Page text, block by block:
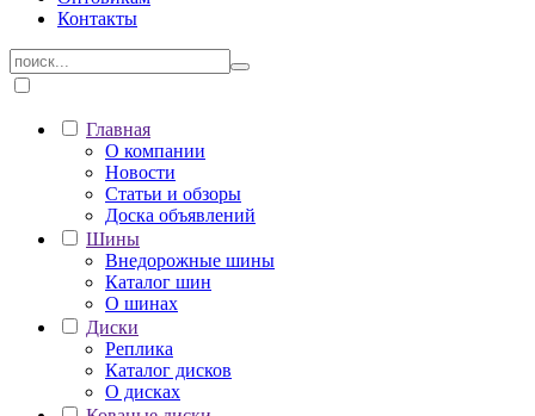
Контакты
Главная
О компании
Новости
Статьи и обзоры
Доска объявлений
Шины
Внедорожные шины
Каталог шин
О шинах
Диски
Реплика
Каталог дисков
О дисках